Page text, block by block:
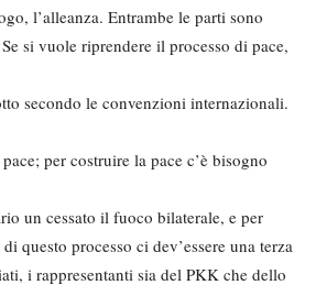
l’alleanza. Entrambe le parti sono
si vuole riprendere il processo di pace,
secondo le convenzioni internazionali.
per costruire la pace c’è bisogno
un cessato il fuoco bilaterale, e per
questo processo ci dev’essere una terza
i rappresentanti sia del PKK che dello